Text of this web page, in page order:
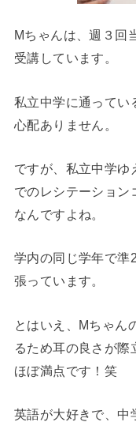
Mちゃんは、週３回
受講しています。
私立中学に通ってい
心配ありません。
ですが、私立中学ゆ
でのレシテーション
なんですよね。
学内の同じ学年で準
張っています。
とはいえ、Mちゃん
るため耳の良さが際
ほぼ満点です！笑
英語が大好きで、中